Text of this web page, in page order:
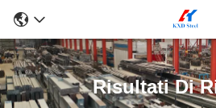
Risultati Di